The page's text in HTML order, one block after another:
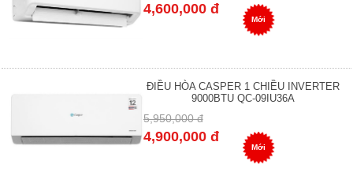
4,600,000 đ
Mới
ĐIỀU HÒA CASPER 1 CHIỀU INVERTER
9000BTU QC-09IU36A
5,950,000 đ
4,900,000 đ
Mới